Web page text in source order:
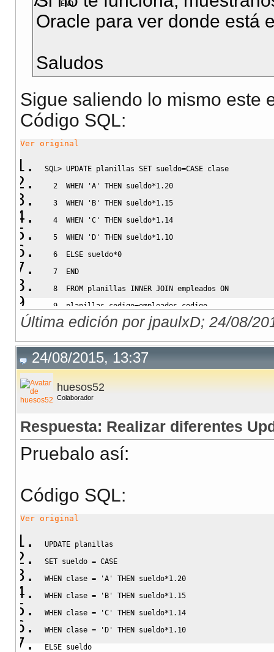
END
Oracle para ver donde está
Saludos
Sigue saliendo lo mismo este
Código SQL:
Ver original
SQL> UPDATE planillas SET sueldo=CASE clase
2
WHEN 'A' THEN sueldo*1.20
3
WHEN 'B' THEN sueldo*1.15
4
WHEN 'C' THEN sueldo*1.14
5
WHEN 'D' THEN sueldo*1.10
6
ELSE sueldo*0
7
END
8
FROM planillas INNER JOIN empleados ON
9 planillas codigo=empleados
codigo
10
WHERE clase IN('A', 'B','C','D' );
FROM planillas INNER JOIN empleados ON
*
ERROR at line
-00933: SQL
Última edición por jpaulxD; 24/08/
24/08/2015, 13:37
huesos52
Colaborador
Respuesta: Realizar diferentes
Pruebalo así:
Código SQL:
Ver original
UPDATE planillas
SET sueldo = CASE
WHEN clase = 'A' THEN sueldo*1.20
WHEN clase = 'B' THEN sueldo*1.15
WHEN clase = 'C' THEN sueldo*1.14
WHEN clase = 'D' THEN sueldo*1.10
ELSE sueldo